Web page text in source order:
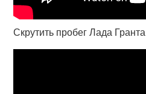
Скрутить пробег Лада Гранта